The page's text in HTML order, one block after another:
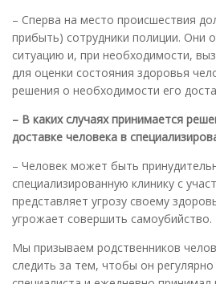
– Сперва на место происшествия
прибыть) сотрудники полиции. Они
ситуацию и, при необходимости,
для оценки состояния здоровья
решения о необходимости его
– В каких случаях принимается
доставке человека в
– Человек может быть
специализированную клинику с
представляет угрозу своему
угрожает совершить самоубийство.
Мы призываем родственников
следить за тем, чтобы он